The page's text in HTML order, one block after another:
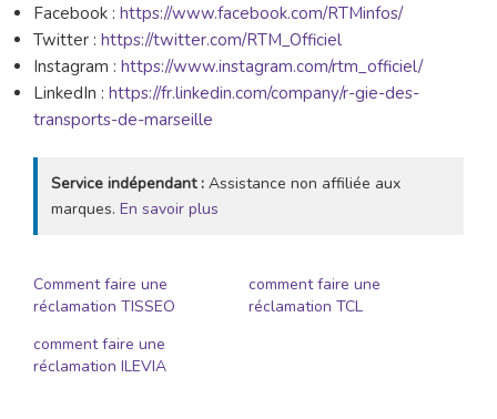
Facebook : https://www.facebook.com/RTMinfos/
Twitter : https://twitter.com/RTM_Officiel
Instagram : https://www.instagram.com/rtm_officiel/
LinkedIn : https://fr.linkedin.com/company/r-gie-des-
transports-de-marseille
Service indépendant : Assistance non affiliée aux
marques. En savoir plus
Comment faire une
réclamation TISSEO
comment faire une
réclamation TCL
comment faire une
réclamation ILEVIA